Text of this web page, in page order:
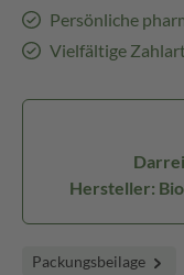
Persönliche
Vielfältige
Hersteller:
Packungsbeilage